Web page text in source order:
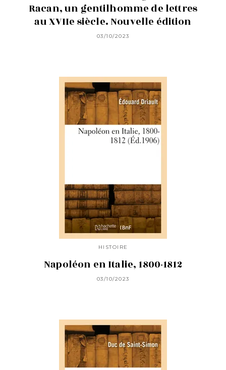
Racan, un gentilhomme de lettres
au XVIIe siècle. Nouvelle édition
03/10/2023
HISTOIRE
Napoléon en Italie, 1800-1812
03/10/2023